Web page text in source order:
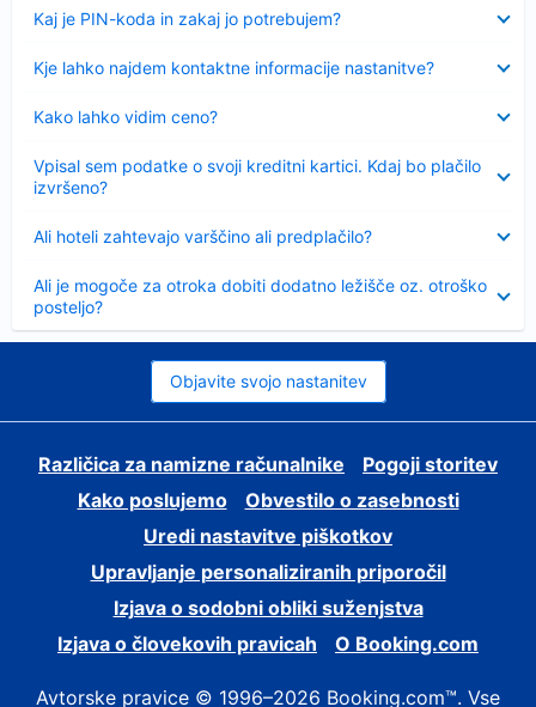
Kaj je PIN-koda in zakaj jo potrebujem?
Kje lahko najdem kontaktne informacije nastanitve?
Kako lahko vidim ceno?
Vpisal sem podatke o svoji kreditni kartici. Kdaj bo plačilo
izvršeno?
Ali hoteli zahtevajo varščino ali predplačilo?
Ali je mogoče za otroka dobiti dodatno ležišče oz. otroško
posteljo?
Objavite svojo nastanitev
Različica za namizne računalnike
Pogoji storitev
Kako poslujemo
Obvestilo o zasebnosti
Uredi nastavitve piškotkov
Upravljanje personaliziranih priporočil
Izjava o sodobni obliki suženjstva
Izjava o človekovih pravicah
O Booking.com
Avtorske pravice © 1996–2026 Booking.com™. Vse